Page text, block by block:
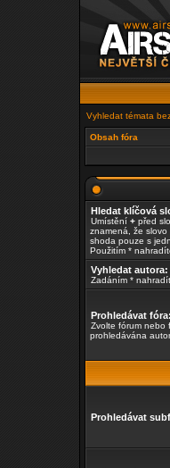
Vyhledat témata
Obsah fóra
Hledat klíčová
Umístění + před
znamená, že
shoda pouze s
Použitím *
Vyhledat autora:
Zadáním *
Prohledávat fóra:
Zvolte fórum nebo
prohledávána
Prohledávat